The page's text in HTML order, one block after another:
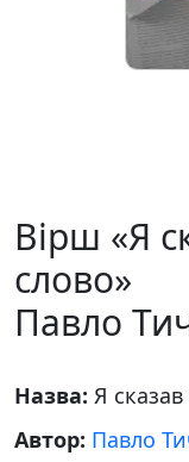
Вірш «Я
слово»
Павло
Назва: Я
Автор: Павло